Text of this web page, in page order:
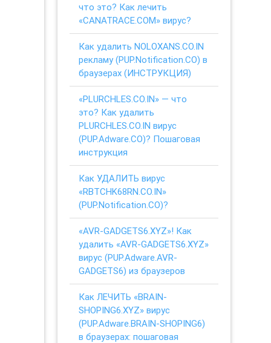
что это? Как лечить
«CANATRACE.COM» вирус?
Как удалить NOLOXANS.CO.IN
рекламу (PUP.Notification.CO) в
браузерах (ИНСТРУКЦИЯ)
«PLURCHLES.CO.IN» — что
это? Как удалить
PLURCHLES.CO.IN вирус
(PUP.Adware.CO)? Пошаговая
инструкция
Как УДАЛИТЬ вирус
«RBTCHK68RN.CO.IN»
(PUP.Notification.CO)?
«AVR-GADGETS6.XYZ»! Как
удалить «AVR-GADGETS6.XYZ»
вирус (PUP.Adware.AVR-
GADGETS6) из браузеров
Как ЛЕЧИТЬ «BRAIN-
SHOPING6.XYZ» вирус
(PUP.Adware.BRAIN-SHOPING6)
в браузерах: пошаговая